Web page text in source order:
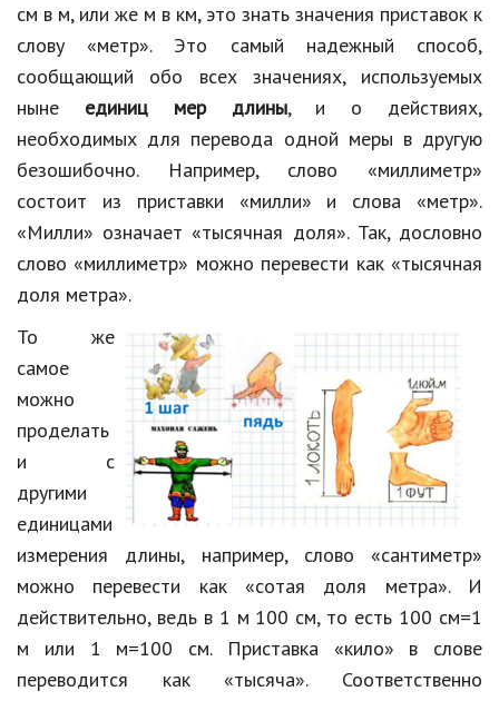
см в м, или же м в км, это знать значения приставок к
слову «метр». Это самый надежный способ,
сообщающий обо всех значениях, используемых
ныне единиц мер длины, и о действиях,
необходимых для перевода одной меры в другую
безошибочно. Например, слово «миллиметр»
состоит из приставки «милли» и слова «метр».
«Милли» означает «тысячная доля». Так, дословно
слово «миллиметр» можно перевести как «тысячная
доля метра».
То же
самое
можно
проделать
и с
другими
единицами
измерения длины, например, слово «сантиметр»
можно перевести как «сотая доля метра». И
действительно, ведь в 1 м 100 см, то есть 100 см=1
м или 1 м=100 см. Приставка «кило» в слове
переводится как «тысяча». Соответственно